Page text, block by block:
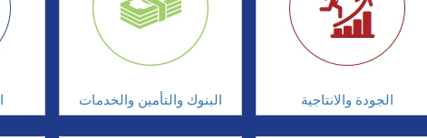
البنوك والتأمين والخدمات الجودة والانتاجية